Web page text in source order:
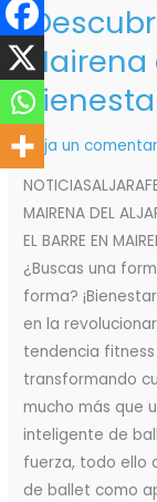
Mairena
Deja un
MAIRENA DEL
EL BARRE EN
¿Buscas una
forma?
en la
tendencia
transformando
mucho más que
inteligente de
fuerza, todo ello
de ballet como
¡Descubre
el
Barre
en
Mairena
del
Aljarafe
con
Bienestar
Integral!